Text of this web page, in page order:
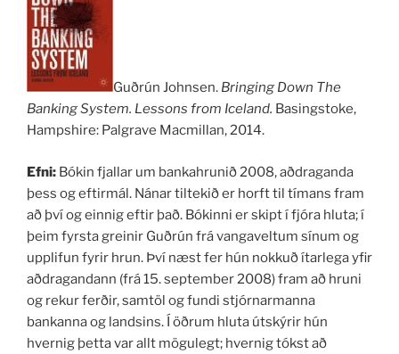
Guðrún Johnsen. Bringing Down The
Banking System. Lessons from Iceland. Basingstoke,
Hampshire: Palgrave Macmillan, 2014.
Efni: Bókin fjallar um bankahrunið 2008, aðdraganda
þess og eftirmál. Nánar tiltekið er horft til tímans fram
að því og einnig eftir það. Bókinni er skipt í fjóra hluta; í
þeim fyrsta greinir Guðrún frá vangaveltum sínum og
upplifun fyrir hrun. Því næst fer hún nokkuð ítarlega yfir
aðdragandann (frá 15. september 2008) fram að hruni
og rekur ferðir, samtöl og fundi stjórnarmanna
bankanna og landsins. Í öðrum hluta útskýrir hún
hvernig þetta var allt mögulegt; hvernig tókst að